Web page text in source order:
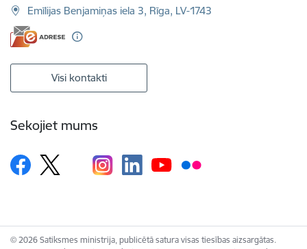
Emīlijas Benjamiņas iela 3, Rīga, LV-1743
Visi kontakti
Sekojiet mums
© 2026 Satiksmes ministrija, publicētā satura visas tiesības aizsargātas.